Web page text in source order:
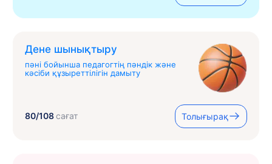
Дене шынықтыру
пәні бойынша педагогтің пәндік және
кәсіби құзыреттілігін дамыту
80/108сағат Толығырақ